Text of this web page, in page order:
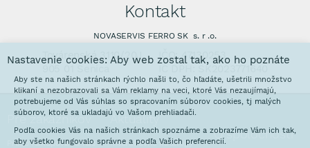
Kontakt
NOVASERVIS FERRO SK s. r .o.
Továrenská 3110/20J
IČO: 47130253
IČ DPH: SK2023771640
Pre zákazníkov
Prečo nakupovať u nás
Aktuality
Interaktívne katalógy
O spoločnosti
Nastavenie cookies: Aby web zostal tak, ako ho poznáte
Aby ste na našich stránkach rýchlo našli to, čo hľadáte, ušetrili množstvo
klikaní a nezobrazovali sa Vám reklamy na veci, ktoré Vás nezaujímajú,
potrebujeme od Vás súhlas so spracovaním súborov cookies, tj malých
súborov, ktoré sa ukladajú vo Vašom prehliadači.
Podľa cookies Vás na našich stránkach spoznáme a zobrazíme Vám ich tak,
aby všetko fungovalo správne a podľa Vašich preferencií.